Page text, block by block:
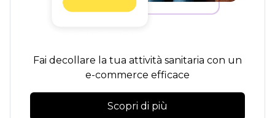
Fai decollare la tua attività sanitaria con un
e-commerce efficace
Scopri di più